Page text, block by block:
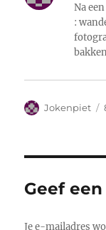
Na
:
Auteur
Jokenpiet
Geef
Je e-mailadres